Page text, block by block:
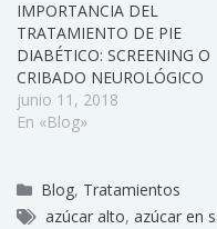
IMPORTANCIA DEL
TRATAMIENTO DE PIE
DIABÉTICO: SCREENING O
CRIBADO NEUROLÓGICO
junio 11, 2018
En «Blog»
Blog, Tratamientos
azúcar alto, azúcar en